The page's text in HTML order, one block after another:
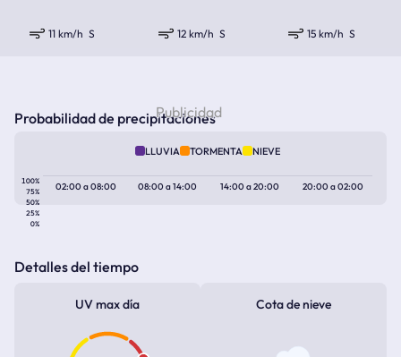
11 km/h S 12 km/h S 15 km/h S
Probabilidad de precipitaciones
LLUVIA TORMENTA NIEVE
100%
75%
50%
25%
0%
02:00a08:00 08:00a14:00 14:00a20:00 20:00a02:00
Detalles del tiempo
UV max día Cota de nieve